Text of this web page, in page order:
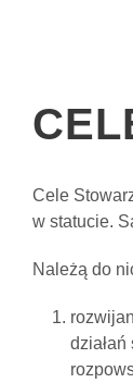
Cele
w statucie.
Należą do